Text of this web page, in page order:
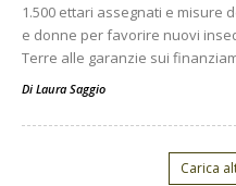
1.500 ettari assegnati e misure
e donne per favorire nuovi
Terre alle garanzie sui
Di Laura Saggio
Carica